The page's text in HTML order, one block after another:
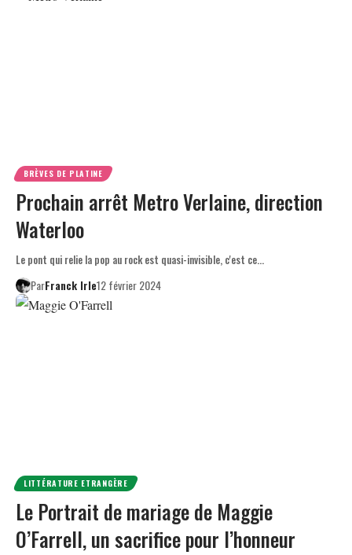
BRÈVES DE PLATINE
Prochain arrêt Metro Verlaine, direction
Waterloo
Le pont qui relie la pop au rock est quasi-invisible, c'est ce…
ParFranck Irle12 février 2024
LITTÉRATURE ETRANGÈRE
Le Portrait de mariage de Maggie
O’Farrell, un sacrifice pour l’honneur